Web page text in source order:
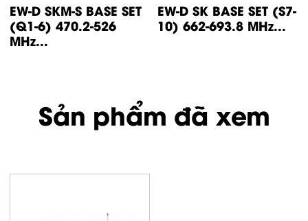
EW-D SKM-S BASE SET
(Q1-6) 470.2-526
MHz...
EW-D SK BASE SET (S7-
10) 662-693.8 MHz...
Sản phẩm đã xem